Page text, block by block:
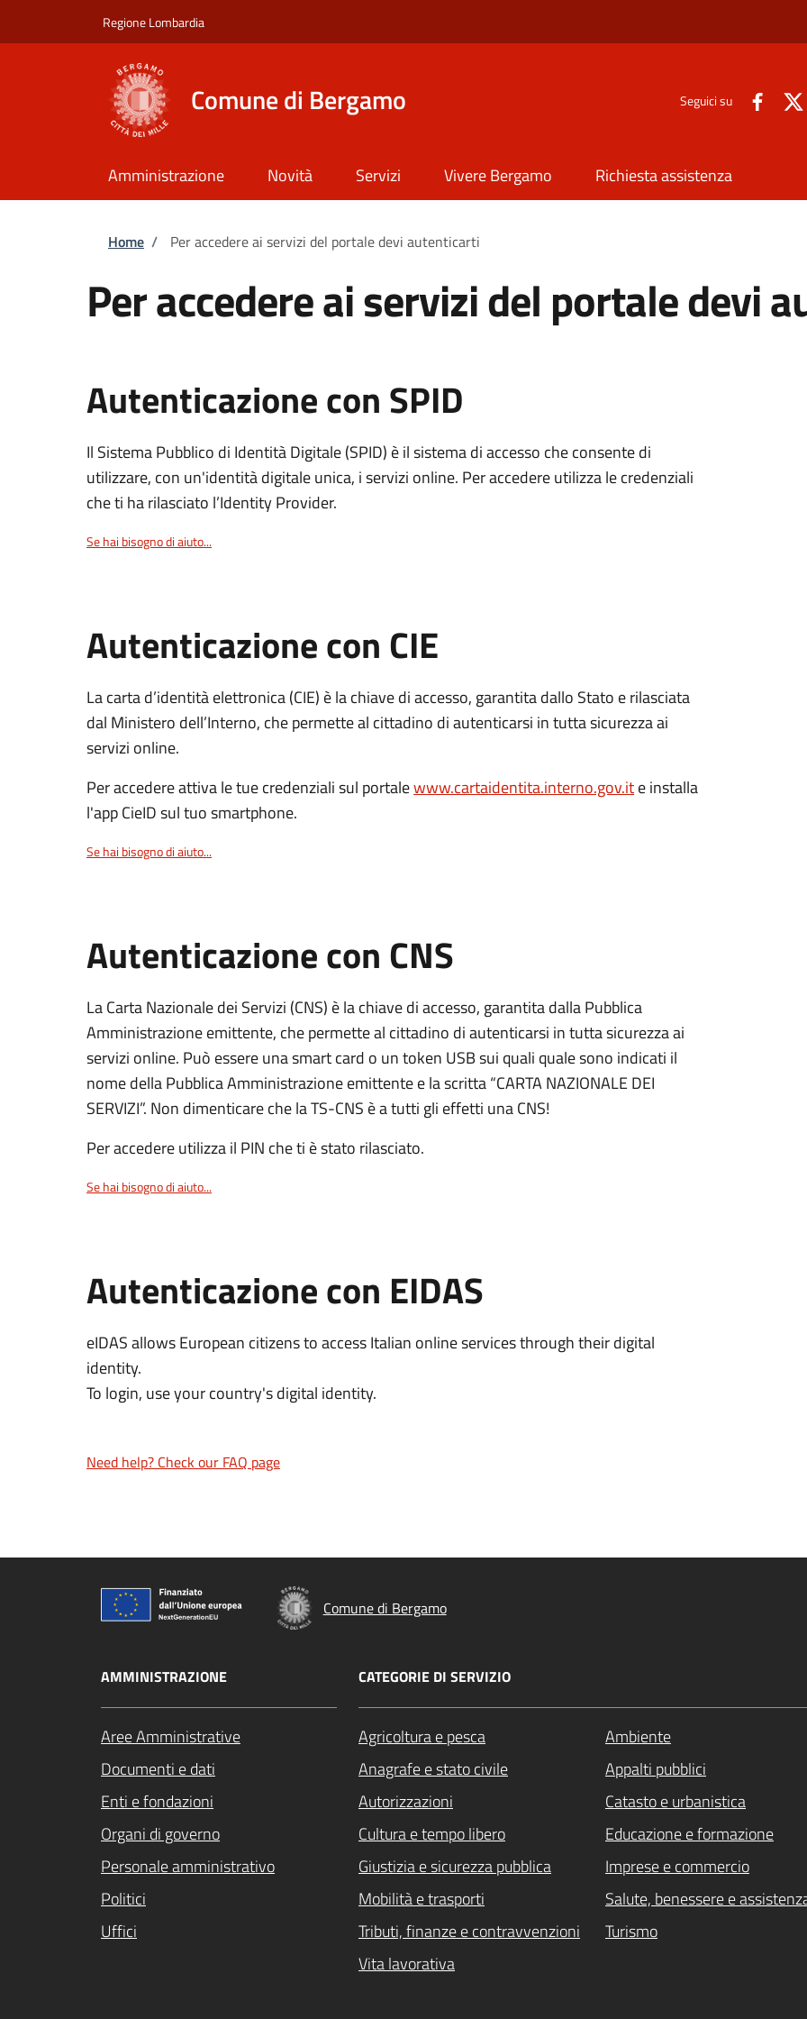
Regione Lombardia
Comune di Bergamo Seguici su
Amministrazione Novità Servizi Vivere Bergamo Richiesta assistenza
Briciole di pane
Home / Per accedere ai servizi del portale devi autenticarti
Per accedere ai servizi del portale devi
Autenticazione con SPID
Il Sistema Pubblico di Identità Digitale (SPID) è il sistema di accesso che consente di
utilizzare, con un'identità digitale unica, i servizi online. Per accedere utilizza le credenziali
che ti ha rilasciato l’Identity Provider.
Se hai bisogno di aiuto...
Autenticazione con CIE
La carta d’identità elettronica (CIE) è la chiave di accesso, garantita dallo Stato e rilasciata
dal Ministero dell’Interno, che permette al cittadino di autenticarsi in tutta sicurezza ai
servizi online.
Per accedere attiva le tue credenziali sul portalewww.cartaidentita.interno.gov.ite installa
l'app CieID sul tuo smartphone.
Se hai bisogno di aiuto...
Autenticazione con CNS
La Carta Nazionale dei Servizi (CNS) è la chiave di accesso, garantita dalla Pubblica
Amministrazione emittente, che permette al cittadino di autenticarsi in tutta sicurezza ai
servizi online. Può essere una smart card o un token USB sui quali quale sono indicati il
nome della Pubblica Amministrazione emittente e la scritta “CARTA NAZIONALE DEI
SERVIZI”. Non dimenticare che la TS-CNS è a tutti gli effetti una CNS!
Per accedere utilizza il PIN che ti è stato rilasciato.
Se hai bisogno di aiuto...
Autenticazione con EIDAS
eIDAS allows European citizens to access Italian online services through their digital
identity.
To login, use your country's digital identity.
Need help? Check our FAQ page
Comune di Bergamo
AMMINISTRAZIONE
Aree Amministrative
Documenti e dati
Enti e fondazioni
Organi di governo
Personale amministrativo
Politici
Uffici
CATEGORIE DI SERVIZIO
Agricoltura e pesca
Ambiente
Anagrafe e stato civile
Appalti pubblici
Autorizzazioni
Catasto e urbanistica
Cultura e tempo libero
Educazione e formazione
Giustizia e sicurezza pubblica
Imprese e commercio
Mobilità e trasporti
Salute, benessere e
Tributi, finanze e contravvenzioni
Turismo
Vita lavorativa